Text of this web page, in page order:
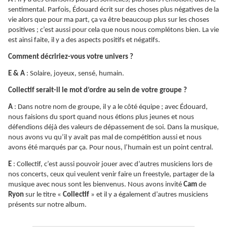
sentimental. Parfois, Édouard écrit sur des choses plus négatives de la
vie alors que pour ma part, ça va être beaucoup plus sur les choses
positives ; c’est aussi pour cela que nous nous complétons bien. La vie
est ainsi faite, il y a des aspects positifs et négatifs.
Comment décririez-vous votre univers ?
E & A : Solaire, joyeux, sensé, humain.
Collectif serait-il le mot d’ordre au sein de votre groupe ?
A : Dans notre nom de groupe, il y a le côté équipe ; avec Édouard,
nous faisions du sport quand nous étions plus jeunes et nous
défendions déjà des valeurs de dépassement de soi. Dans la musique,
nous avons vu qu’il y avait pas mal de compétition aussi et nous
avons été marqués par ça. Pour nous, l’humain est un point central.
E : Collectif, c’est aussi pouvoir jouer avec d’autres musiciens lors de
nos concerts, ceux qui veulent venir faire un freestyle, partager de la
musique avec nous sont les bienvenus. Nous avons invité Cam de
Ryon sur le titre « Collectif » et il y a également d’autres musiciens
présents sur notre album.